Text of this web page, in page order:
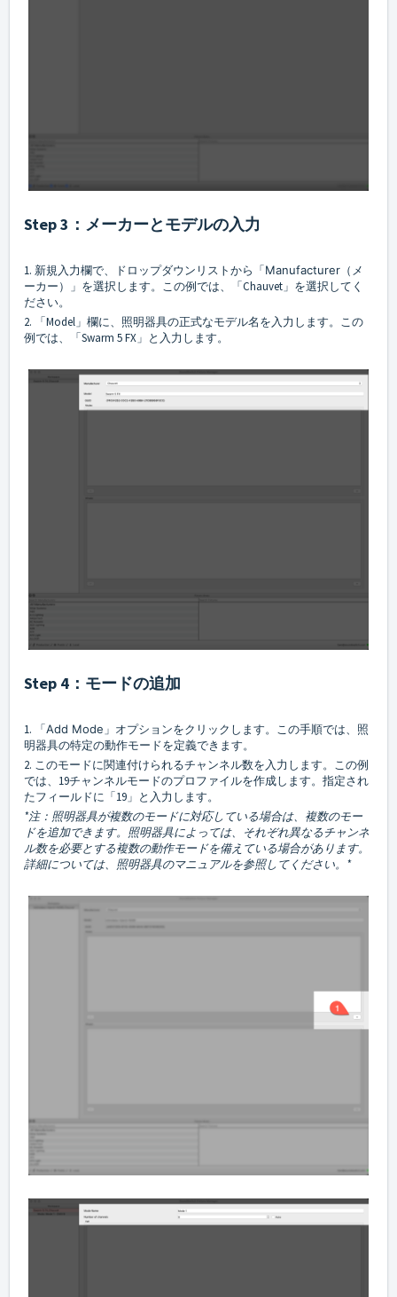
Step 3：メーカーとモデルの入力
1. 新規入力欄で、ドロップダウンリストから「Manufacturer（ メ
ーカー）」を選択します。この例では、「Chauvet」を選択してく
ださい。
2. 「Model」欄に、照明器具の正式なモデル名を入力します。この
例では、「Swarm 5 FX」と入力します。
Step 4：モードの追加
1. 「Add Mode 」オプションをクリックします。この手順では、照
明器具の特定の動作モードを定義できます。
2. このモードに関連付けられるチャンネル数を入力します。この例
では、19チャンネルモードのプロファイルを作成します。指定され
たフィールドに「19」と入力します。
*注：照明器具が複数のモードに対応している場合は、複数のモー
ドを追加できます。照明器具によっては、それぞれ異なるチャンネ
ル数を必要とする複数の動作モードを備えている場合があります。
詳細については、照明器具のマニュアルを参照してください。*